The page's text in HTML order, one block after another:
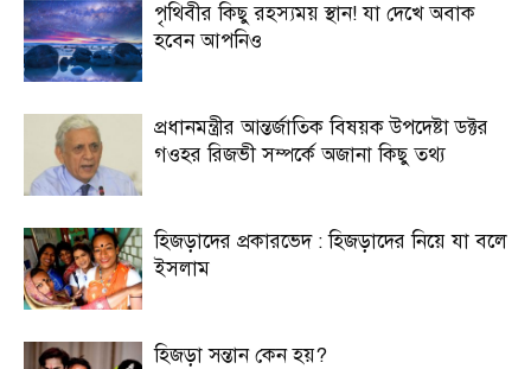
পৃথিবীর কিছু রহস্যময় স্থান! যা দেখে অবাক
হবেন আপনিও
প্রধানমন্ত্রীর আন্তর্জাতিক বিষয়ক উপদেষ্টা ডক্টর
গওহর রিজভী সম্পর্কে অজানা কিছু তথ্য
হিজড়াদের প্রকারভেদ : হিজড়াদের নিয়ে যা বলে
ইসলাম
হিজড়া সন্তান কেন হয়?